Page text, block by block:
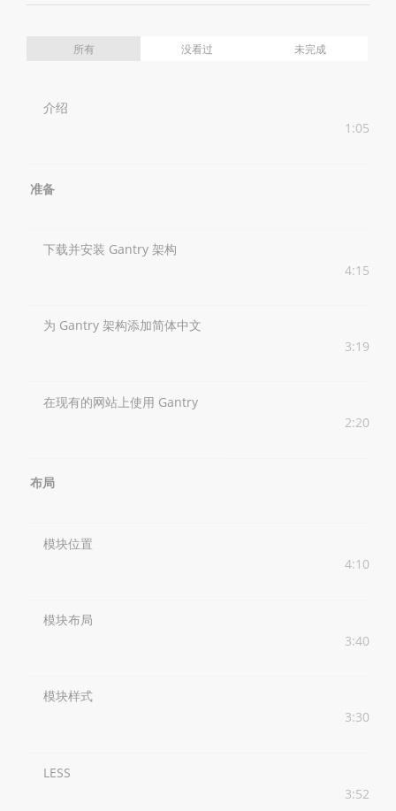
所有 没看过 未完成
介绍
1:05
准备
下载并安装 Gantry 架构
4:15
为 Gantry 架构添加简体中文
3:19
在现有的网站上使用 Gantry
2:20
布局
模块位置
4:10
模块布局
3:40
模块样式
3:30
LESS
3:52